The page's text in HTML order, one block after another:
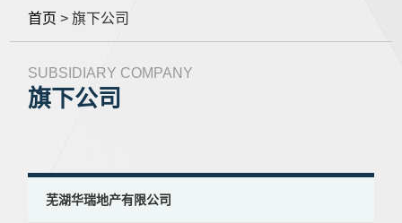
首页 > 旗下公司
SUBSIDIARY COMPANY
旗下公司
芜湖华瑞地产有限公司